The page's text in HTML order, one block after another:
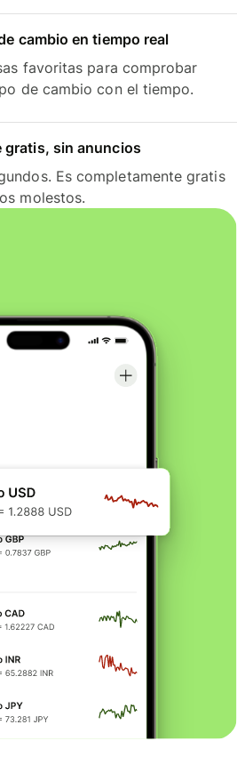
cambio en tiempo real
favoritas para comprobar
de cambio con el tiempo.
gratis, sin anuncios
Es completamente gratis
molestos.